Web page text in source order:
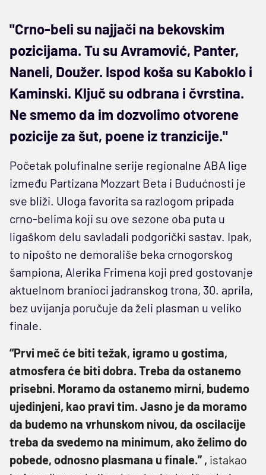
"Crno-beli su najjači na bekovskim
pozicijama. Tu su Avramović, Panter,
Naneli, Doužer. Ispod koša su Kaboklo i
Kaminski. Ključ su odbrana i čvrstina.
Ne smemo da im dozvolimo otvorene
pozicije za šut, poene iz tranzicije."
Početak polufinalne serije regionalne ABA lige
između Partizana Mozzart Beta i Budućnosti je
sve bliži. Uloga favorita sa razlogom pripada
crno-belima koji su ove sezone oba puta u
ligaškom delu savladali podgorički sastav. Ipak,
to nipošto ne demorališe beka crnogorskog
šampiona, Alerika Frimena koji pred gostovanje
aktuelnom branioci jadranskog trona, 30. aprila,
bez uvijanja poručuje da želi plasman u veliko
finale.
“Prvi meč će biti težak, igramo u gostima,
atmosfera će biti dobra. Treba da ostanemo
prisebni. Moramo da ostanemo mirni, budemo
ujedinjeni, kao pravi tim. Jasno je da moramo
da budemo na vrhunskom nivou, da oscilacije
treba da svedemo na minimum, ako želimo do
pobede, odnosno plasmana u finale.” , istakao